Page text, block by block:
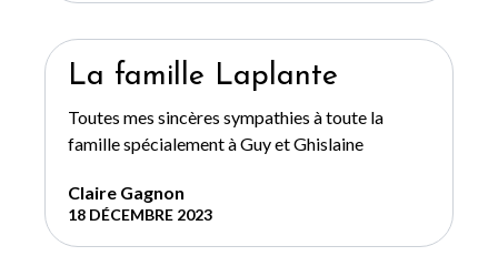
La famille Laplante
Toutes mes sincères sympathies à toute la
famille spécialement à Guy et Ghislaine
Claire Gagnon
18 DÉCEMBRE 2023